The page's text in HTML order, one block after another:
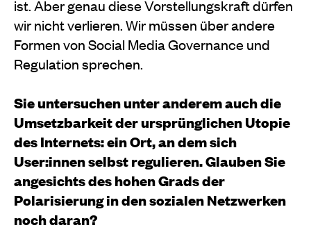
ist. Aber genau diese Vorstellungskraft dürfen
wir nicht verlieren. Wir müssen über andere
Formen von Social Media Governance und
Regulation sprechen.
Sie untersuchen unter anderem auch die
Umsetzbarkeit der ursprünglichen Utopie
des Internets: ein Ort, an dem sich
User:innen selbst regulieren. Glauben Sie
angesichts des hohen Grads der
Polarisierung in den sozialen Netzwerken
noch daran?